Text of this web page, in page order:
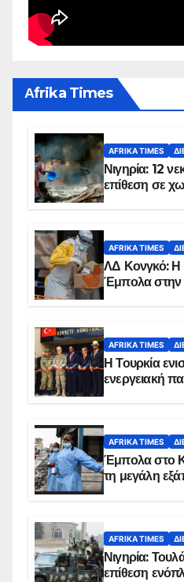
Αfrika Times
AFRIKA TIMES
Νιγηρία: 12
επίθεση σε
AFRIKA TIMES
ΛΔ Κονγκό: Η
Έμπολα στην
AFRIKA TIMES
Η Τουρκία
ενεργειακή
AFRIKA TIMES
Έμπολα στο
τη μεγάλη
AFRIKA TIMES
Νιγηρία:
επίθεση